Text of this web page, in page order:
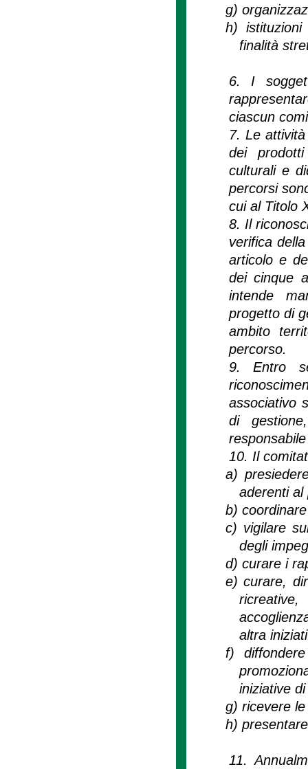
g)
h)
finalità
6. I
ciascun
7. Le
dei
culturali e
percorsi
cui al Titolo
8. Il
verifica
articolo e
dei cinque
intende
progetto di
ambito
percorso.
9. Entro
associativo
di
10. Il
a)
aderenti al
b)
c) vigilare
degli
d) curare i
e)curare,
altra
f)
iniziative
g) ricevere
h)
11.